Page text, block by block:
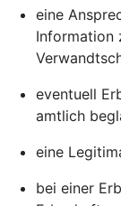
eine
Information
eventuell
amtlich
eine
bei einer